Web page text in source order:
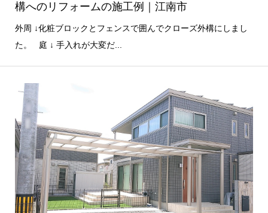
構へのリフォームの施工例｜江南市
外周 ↓化粧ブロックとフェンスで囲んでクローズ外構にしまし
た。 庭 ↓ 手入れが大変だ...